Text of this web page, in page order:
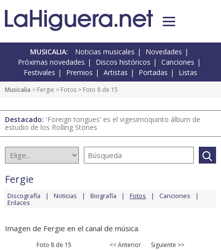
MUSICALIA: Noticias musicales
Novedades
Próximas novedades
Discos históricos
Canciones
Festivales
Premios Artistas Portadas Listas
Musicalia > Fergie > Fotos > Foto 8 de 15
Destacado: 'Foreign tongues' es el vigesimoquinto álbum de
estudio de los Rolling Stones
Fergie
Discografía Noticias Biografía Fotos Canciones
Enlaces
Imagen de Fergie en el canal de música.
Foto 8 de 15 << Anterior Siguiente >>